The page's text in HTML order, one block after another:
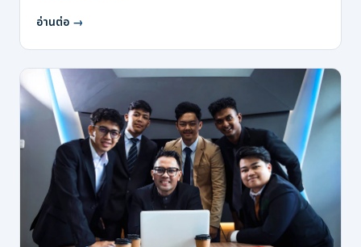
อ่านต่อ →